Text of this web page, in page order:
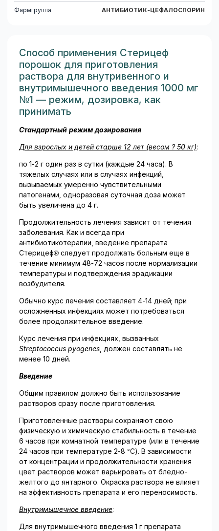
Фармгруппа АНТИБИОТИК-ЦЕФАЛОСПОРИН
Способ применения Стерицеф
порошок для приготовления
раствора для внутривенного и
внутримышечного введения 1000 мг
№1 — режим, дозировка, как
принимать
Стандартный режим дозирования
Для взрослых и детей старше 12 лет (весом ? 50 кг):
по 1-2 г один раз в сутки (каждые 24 часа). В
тяжелых случаях или в случаях инфекций,
вызываемых умеренно чувствительными
патогенами, одноразовая суточная доза может
быть увеличена до 4 г.
Продолжительность лечения зависит от течения
заболевания. Как и всегда при
антибиотикотерапии, введение препарата
Стерицеф® следует продолжать больным еще в
течение минимум 48-72 часов после нормализации
температуры и подтверждения эрадикации
возбудителя.
Обычно курс лечения составляет 4-14 дней; при
осложненных инфекциях может потребоваться
более продолжительное введение.
Курс лечения при инфекциях, вызванных
Streptococcus pyogenes, должен составлять не
менее 10 дней.
Введение
Общим правилом должно быть использование
растворов сразу после приготовления.
Приготовленные растворы сохраняют свою
физическую и химическую стабильность в течение
6 часов при комнатной температуре (или в течение
24 часов при температуре 2-8 °С). В зависимости
от концентрации и продолжительности хранения
цвет растворов может варьировать от бледно-
желтого до янтарного. Окраска раствора не влияет
на эффективность препарата и его переносимость.
Внутримышечное введение:
Для внутримышечного введения 1 г препарата